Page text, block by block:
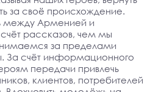
за своё происхождение.
между Арменией и
рассказов, чем мы
за пределами
За счёт информационного
передачи привлечь
клиентов, потребителей